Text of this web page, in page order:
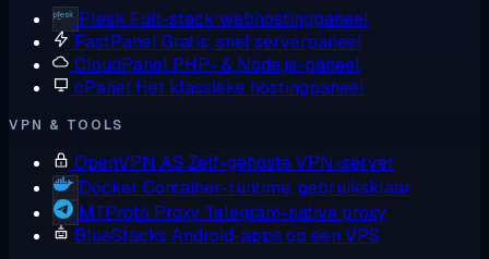
Plesk Full-stack webhostingpaneel
FastPanelGratis, snel serverpaneel
CloudPanel PHP- & Node.js-paneel
cPanel Het klassieke hostingpaneel
VPN & TOOLS
OpenVPN AS Zelf-gehoste VPN-server
Docker Container-runtime, gebruiksklaar
MTProto Proxy Telegram-native proxy
BlueStacks Android-apps op een VPS